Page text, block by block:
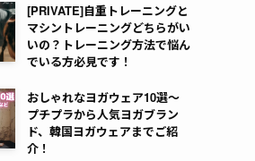
[PRIVATE]自重トレーニングと
マシントレーニングどちらがい
いの？トレーニング方法で悩ん
でいる方必見です！
おしゃれなヨガウェア10選～
プチプラから人気ヨガブラン
ド、韓国ヨガウェアまでご紹
介！